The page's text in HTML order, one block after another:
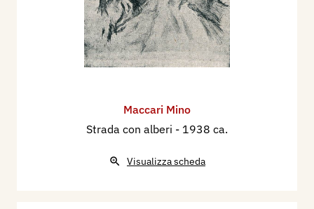
Maccari Mino
Strada con alberi - 1938 ca.
Visualizza scheda